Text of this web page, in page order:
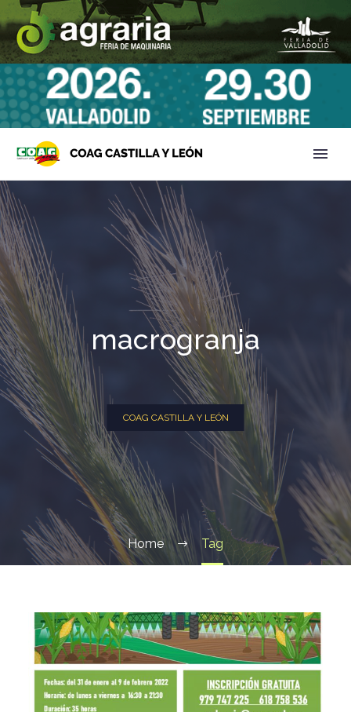
macrogranja
COAG CASTILLA Y LEÓN
Home Tag